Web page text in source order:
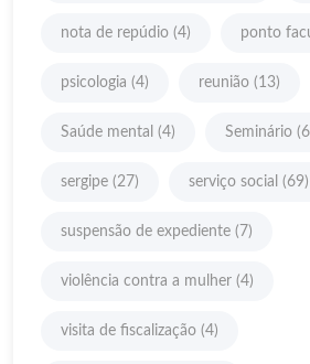
nota de repúdio (4) ponto
psicologia (4) reunião (13)
Saúde mental (4) Seminário
sergipe (27) serviço social (69)
suspensão de expediente (7)
violência contra a mulher (4)
visita de fiscalização (4)